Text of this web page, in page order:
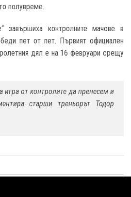
полувреме.
завършиха контролните мачове в
пет от пет. Първият официален
дял е на 16 февруари срещу
игра от контролите да пренесем и
старши треньорът Тодор